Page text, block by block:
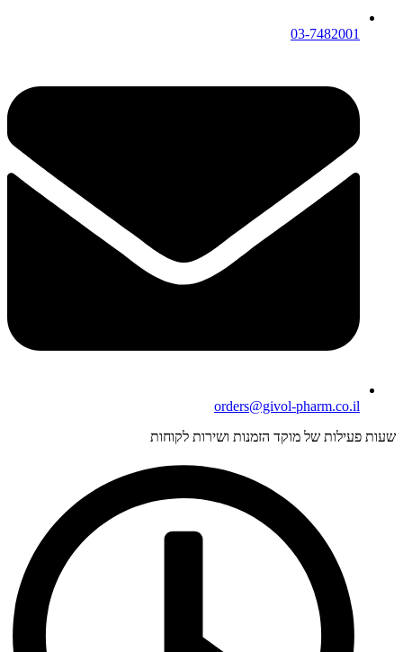
03-7482001
orders@givol-pharm.co.il
פעילות של מוקד הזמנות ושירות לקוחות